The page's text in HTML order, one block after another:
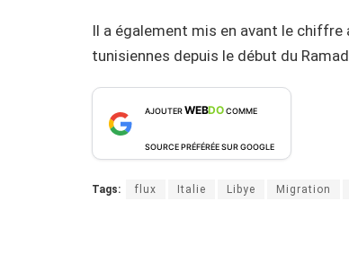
Il a également mis en avant le
tunisiennes depuis le début du
AJOUTERWEBDOCOMME
SOURCE PRÉFÉRÉE SUR GOOGLE
Tags: flux Italie Libye Migration